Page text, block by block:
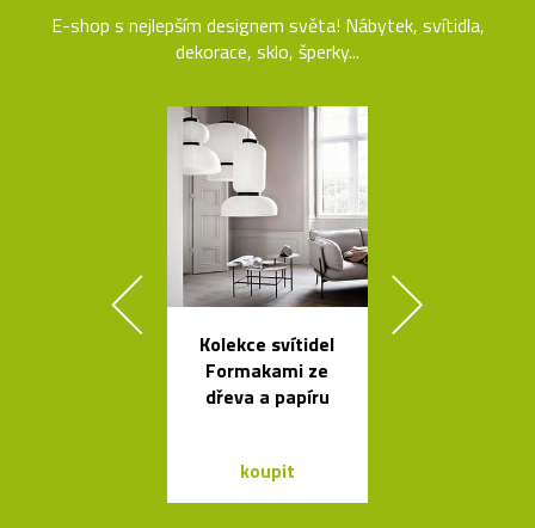
E-shop s nejlepším designem světa! Nábytek, svítidla,
dekorace, sklo, šperky...
Kolekce svítidel
Formakami ze
dřeva a papíru
koupit